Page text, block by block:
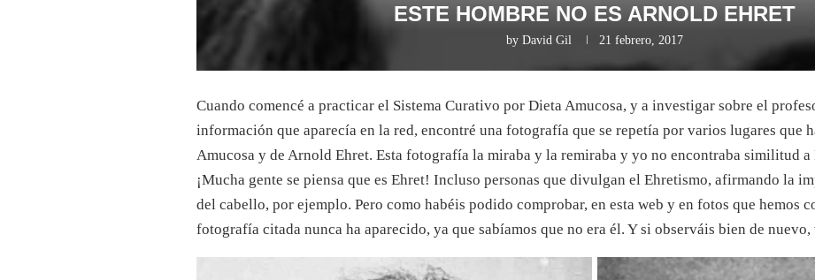
ESTE HOMBRE NO ES ARNOLD EHRET
by David Gil 21 febrero, 2017
Cuando comencé a practicar el Sistema Curativo por Dieta Amucosa, y a investigar sobre el
información que aparecía en la red, encontré una fotografía que se repetía por varios lugares que
Amucosa y de Arnold Ehret. Esta fotografía la miraba y la remiraba y yo no encontraba similitud a
¡Mucha gente se piensa que es Ehret! Incluso personas que divulgan el Ehretismo, afirmando la
del cabello, por ejemplo. Pero como habéis podido comprobar, en esta web y en fotos que hemos
fotografía citada nunca ha aparecido, ya que sabíamos que no era él. Y si observáis bien de nuevo,